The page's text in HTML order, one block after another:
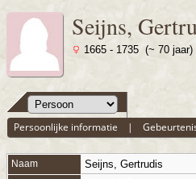
Seijns,
1665 - 1735 (~ 70 jaar)
Persoonlijke informatie |
Naam Seijns Gertrudis